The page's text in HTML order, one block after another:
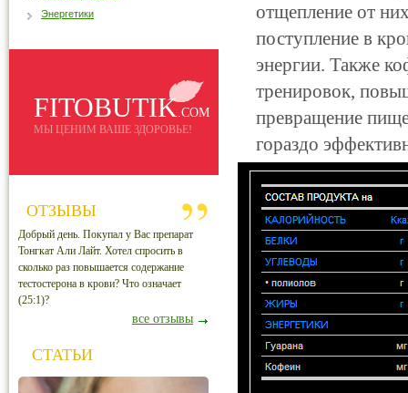
отщепление от
поступление в
энергии. Также
тренировок,
превращение
гораздо
Энергетики
FITOBUTIK.COM
МЫ ЦЕНИМ ВАШЕ ЗДОРОВЬЕ!
ОТЗЫВЫ
Добрый день. Покупал у Вас препарат
Тонгкат Али Лайт. Хотел спросить в
сколько раз повышается содержание
тестостерона в крови? Что означает
(25:1)?
все отзывы
СТАТЬИ